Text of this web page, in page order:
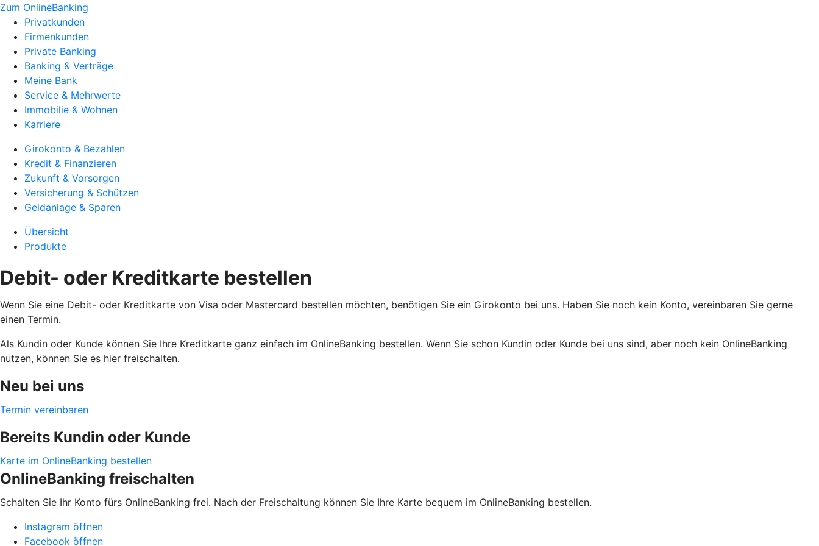
Zum OnlineBanking
Privatkunden
Firmenkunden
Private Banking
Banking & Verträge
Meine Bank
Service & Mehrwerte
Immobilie & Wohnen
Karriere
Girokonto & Bezahlen
Kredit & Finanzieren
Zukunft & Vorsorgen
Versicherung & Schützen
Geldanlage & Sparen
Übersicht
Produkte
Debit- oder Kreditkarte bestellen
Wenn Sie eine Debit- oder Kreditkarte von Visa oder Mastercard bestellen möchten, benötigen Sie ein Girokonto bei uns. Haben Sie noch kein Konto, vereinbaren Sie gerne
einen Termin.
Als Kundin oder Kunde können Sie Ihre Kreditkarte ganz einfach im OnlineBanking bestellen. Wenn Sie schon Kundin oder Kunde bei uns sind, aber noch kein OnlineBanking
nutzen, können Sie es hier freischalten.
Neu bei uns
Termin vereinbaren
Bereits Kundin oder Kunde
Karte im OnlineBanking bestellen
OnlineBanking freischalten
Schalten Sie Ihr Konto fürs OnlineBanking frei. Nach der Freischaltung können Sie Ihre Karte bequem im OnlineBanking bestellen.
Instagram öffnen
Facebook öffnen